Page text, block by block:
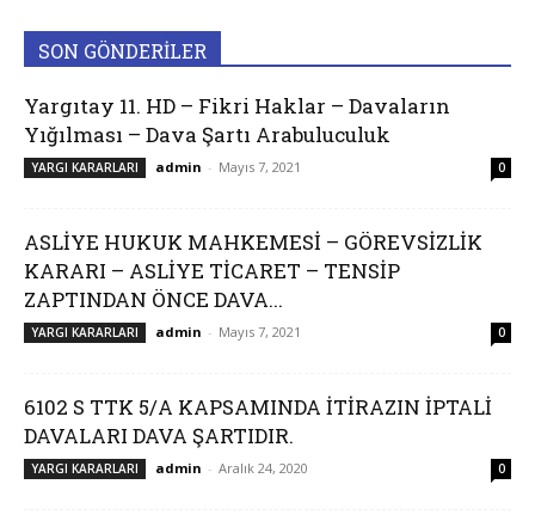
SON GÖNDERİLER
Yargıtay 11. HD – Fikri Haklar – Davaların
Yığılması – Dava Şartı Arabuluculuk
YARGI KARARLARI admin - Mayıs 7, 2021 0
ASLİYE HUKUK MAHKEMESİ – GÖREVSİZLİK
KARARI – ASLİYE TİCARET – TENSİP
ZAPTINDAN ÖNCE DAVA...
YARGI KARARLARI admin - Mayıs 7, 2021 0
6102 S TTK 5/A KAPSAMINDA İTİRAZIN İPTALİ
DAVALARI DAVA ŞARTIDIR.
YARGI KARARLARI admin - Aralık 24, 2020 0